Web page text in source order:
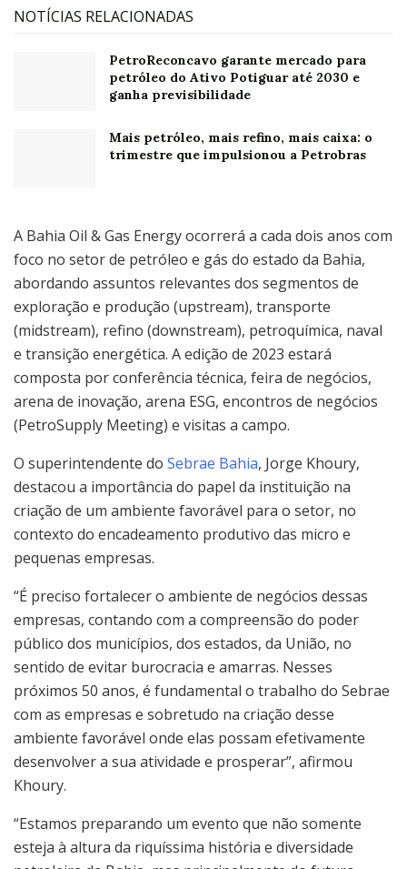
NOTÍCIAS RELACIONADAS
PetroReconcavo garante mercado para
petróleo do Ativo Potiguar até 2030 e
ganha previsibilidade
Mais petróleo, mais refino, mais caixa: o
trimestre que impulsionou a Petrobras
A Bahia Oil & Gas Energy ocorrerá a cada dois anos com
foco no setor de petróleo e gás do estado da Bahia,
abordando assuntos relevantes dos segmentos de
exploração e produção (upstream), transporte
(midstream), refino (downstream), petroquímica, naval
e transição energética. A edição de 2023 estará
composta por conferência técnica, feira de negócios,
arena de inovação, arena ESG, encontros de negócios
(PetroSupply Meeting) e visitas a campo.
O superintendente do Sebrae Bahia, Jorge Khoury,
destacou a importância do papel da instituição na
criação de um ambiente favorável para o setor, no
contexto do encadeamento produtivo das micro e
pequenas empresas.
“É preciso fortalecer o ambiente de negócios dessas
empresas, contando com a compreensão do poder
público dos municípios, dos estados, da União, no
sentido de evitar burocracia e amarras. Nesses
próximos 50 anos, é fundamental o trabalho do Sebrae
com as empresas e sobretudo na criação desse
ambiente favorável onde elas possam efetivamente
desenvolver a sua atividade e prosperar”, afirmou
Khoury.
“Estamos preparando um evento que não somente
esteja à altura da riquíssima história e diversidade